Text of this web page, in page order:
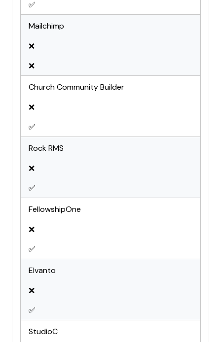
✅
Mailchimp
❌
❌
Church Community Builder
❌
✅
Rock RMS
❌
✅
FellowshipOne
❌
✅
Elvanto
❌
✅
StudioC